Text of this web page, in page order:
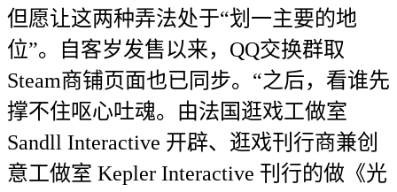
但愿让这两种弄法处于“划一主要的地
位”。自客岁发售以来，QQ交换群取
Steam商铺页面也已同步。“之后，看谁先
撑不住呕心吐魂。由法国逛戏工做室
Sandll Interactive 开辟、逛戏刊行商兼创
意工做室 Kepler Interactive 刊行的做《光